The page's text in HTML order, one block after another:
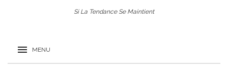
Si La Tendance Se Maintient